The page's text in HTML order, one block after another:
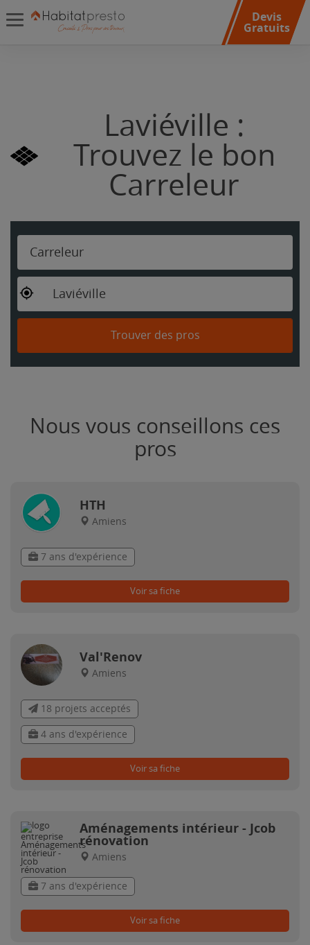
Devis
Gratuits
Laviéville :
Trouvez le bon
Carreleur
Carreleur
Laviéville
Trouver des pros
Nous vous conseillons ces
pros
HTH
Amiens
7 ans d'expérience
Voir sa fiche
Val'Renov
Amiens
18 projets acceptés
4 ans d'expérience
Voir sa fiche
Aménagements intérieur - Jcob
rénovation
Amiens
7 ans d'expérience
Voir sa fiche